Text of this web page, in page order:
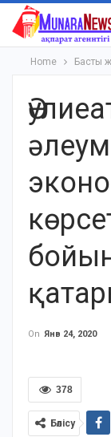
Home Басты
On Янв 24, 2020
378
Бөлісу